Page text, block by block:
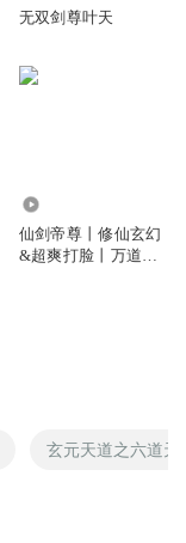
无双剑尊叶天
仙剑帝尊丨修仙玄幻
&超爽打脸丨万道剑
玄元天道之六道天